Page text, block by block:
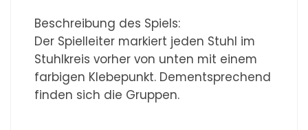
Beschreibung des Spiels:
Der Spielleiter markiert jeden Stuhl im
Stuhlkreis vorher von unten mit einem
farbigen Klebepunkt. Dementsprechend
finden sich die Gruppen.